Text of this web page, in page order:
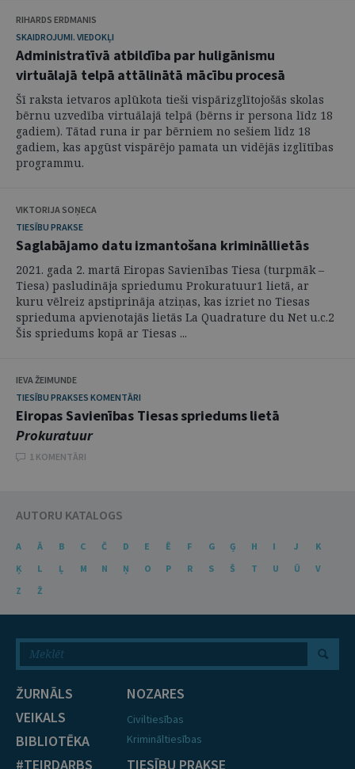
RIHARDS ERDMANIS
SKAIDROJUMI. VIEDOKĻI
Administratīvā atbildība par huligānismu
virtuālajā telpā attālinātā mācību procesā
Šī raksta ietvaros aplūkota tieši vispārizglītojošās skolas
bērnu uzvedība virtuālajā telpā (bērns ir persona līdz 18
gadiem). Tātad runa ir par bērniem no sešiem līdz 18
gadiem, kas apgūst vispārējo pamata un vidējās izglītības
programmu.
VIKTORIJA SOŅECA
TIESĪBU PRAKSE
Saglabājamo datu izmantošana krimināllietās
2021. gada 2. martā Eiropas Savienības Tiesa (turpmāk –
Tiesa) pasludināja spriedumu Prokuratuur1 lietā, ar
kuru vēlreiz apstiprināja atziņas, kas izriet no Tiesas
sprieduma apvienotajās lietās La Quadrature du Net u.c.2
Šis spriedums kopā ar Tiesas ...
IEVA ŽEIMUNDE
TIESĪBU PRAKSES KOMENTĀRI
Eiropas Savienības Tiesas spriedums lietā
Prokuratuur
1 KOMENTĀRI
AUTORU KATALOGS
A Ā B C Č D E Ē F G Ģ H I J
K
Ķ
L Ļ M N Ņ O P R S Š T U Ū
V
Z
Ž
ŽURNĀLS
VEIKALS
BIBLIOTĒKA
#TEIRDARBS
NOZARES
Civiltiesības
Krimināltiesības
TIESĪBU PRAKSE